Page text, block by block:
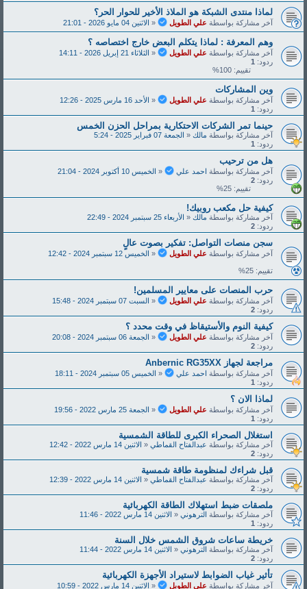
لماذا منتدى الشبكة هو الملاذ الأخير للحوار الحر؟
آخر مشاركة بواسطة علي الطويل « الاثنين 04 مايو 2026 - 21:01
وهم المعرفة : لماذا يتكلم البعض خارج اختصاصه ؟
آخر مشاركة بواسطة علي الطويل « الثلاثاء 21 إبريل 2026 - 14:11
ردود: 1
تقييم: 100%
وين المشاركات
آخر مشاركة بواسطة علي الطويل « الأحد 16 مارس 2025 - 12:26
ردود: 1
حينما تمر الشركات الاحتكارية بمراحل الحزن الخمس
آخر مشاركة بواسطة مالك « الجمعة 07 فبراير 2025 - 5:24
ردود: 1
هل من ترحيب
آخر مشاركة بواسطة احمد علي « الخميس 10 أكتوبر 2024 - 21:04
ردود: 2
تقييم: 25%
كيفية حل مكعب روبيك!
آخر مشاركة بواسطة مالك « الأربعاء 25 سبتمبر 2024 - 22:49
ردود: 2
سجن منصات التواصل: تفكير بصوت عالٍ
آخر مشاركة بواسطة علي الطويل « الخميس 12 سبتمبر 2024 - 12:42
تقييم: 25%
حرب المنصات على معايير المسلمين!
آخر مشاركة بواسطة علي الطويل « السبت 07 سبتمبر 2024 - 15:48
ردود: 2
كيفية النوم والأستيقاظ في وقت محدد ؟
آخر مشاركة بواسطة علي الطويل « الجمعة 06 سبتمبر 2024 - 20:08
ردود: 2
مراجعة لجهاز Anbernic RG35XX
آخر مشاركة بواسطة احمد علي « الخميس 05 سبتمبر 2024 - 18:11
ردود: 1
لماذا الان ؟
آخر مشاركة بواسطة علي الطويل « الجمعة 25 مارس 2022 - 19:56
ردود: 1
استغلال الصحراء الكبرى للطاقة الشمسية
آخر مشاركة بواسطة عبدالفتاح القماطي « الاثنين 14 مارس 2022 - 12:42
ردود: 2
قبل شراءك لمنظومة طاقة شمسية
آخر مشاركة بواسطة عبدالفتاح القماطي « الاثنين 14 مارس 2022 - 12:39
ردود: 2
ملصقات ضبط استهلاك الطاقة الكهربائية
آخر مشاركة بواسطة الترهوني « الاثنين 14 مارس 2022 - 11:46
ردود: 1
خريطة ساعات شروق الشمس خلال السنة
آخر مشاركة بواسطة الترهوني « الاثنين 14 مارس 2022 - 11:44
ردود: 2
تأثير غياب الضوابط لاستيراد الأجهزة الكهربائية
آخر مشاركة بواسطة علي الطويل « الاثنين 14 مارس 2022 - 10:59